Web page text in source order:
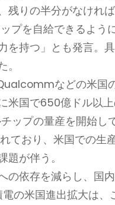
残りの半分がなければ
プを自給できるよう
を持つ」とも発言。具
などの米国
米国で650億ドル以
ップの量産を開始し
ており、米国での生
が伴う。
の依存を減らし、国内
の米国進出拡大は、